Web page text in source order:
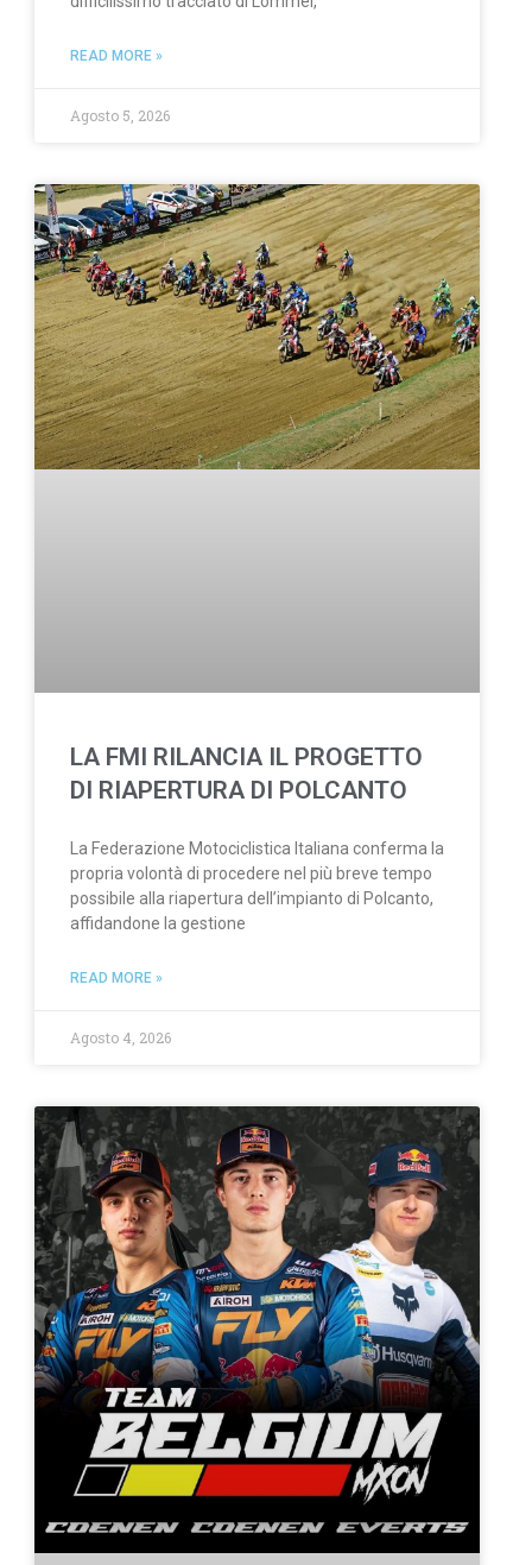
READ MORE »
Agosto 5, 2026
LA FMI RILANCIA IL PROGETTO
DI RIAPERTURA DI POLCANTO
La Federazione Motociclistica Italiana conferma la
propria volontà di procedere nel più breve tempo
possibile alla riapertura dell’impianto di Polcanto,
affidandone la gestione
READ MORE »
Agosto 4, 2026